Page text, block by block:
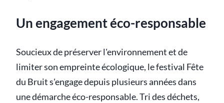
Un engagement éco-responsable
Soucieux de préserver l'environnement et de
limiter son empreinte écologique, le festival Fête
du Bruit s'engage depuis plusieurs années dans
une démarche éco-responsable. Tri des déchets,